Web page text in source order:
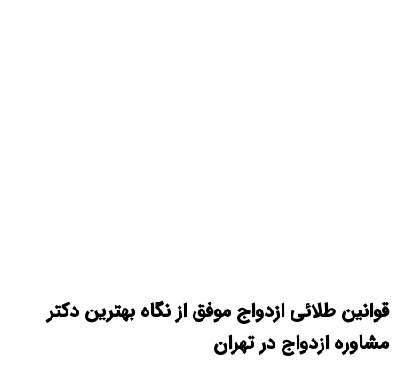
قوانین طلائی ازدواج موفق از نگاه بهترین دکتر
مشاوره ازدواج در تهران